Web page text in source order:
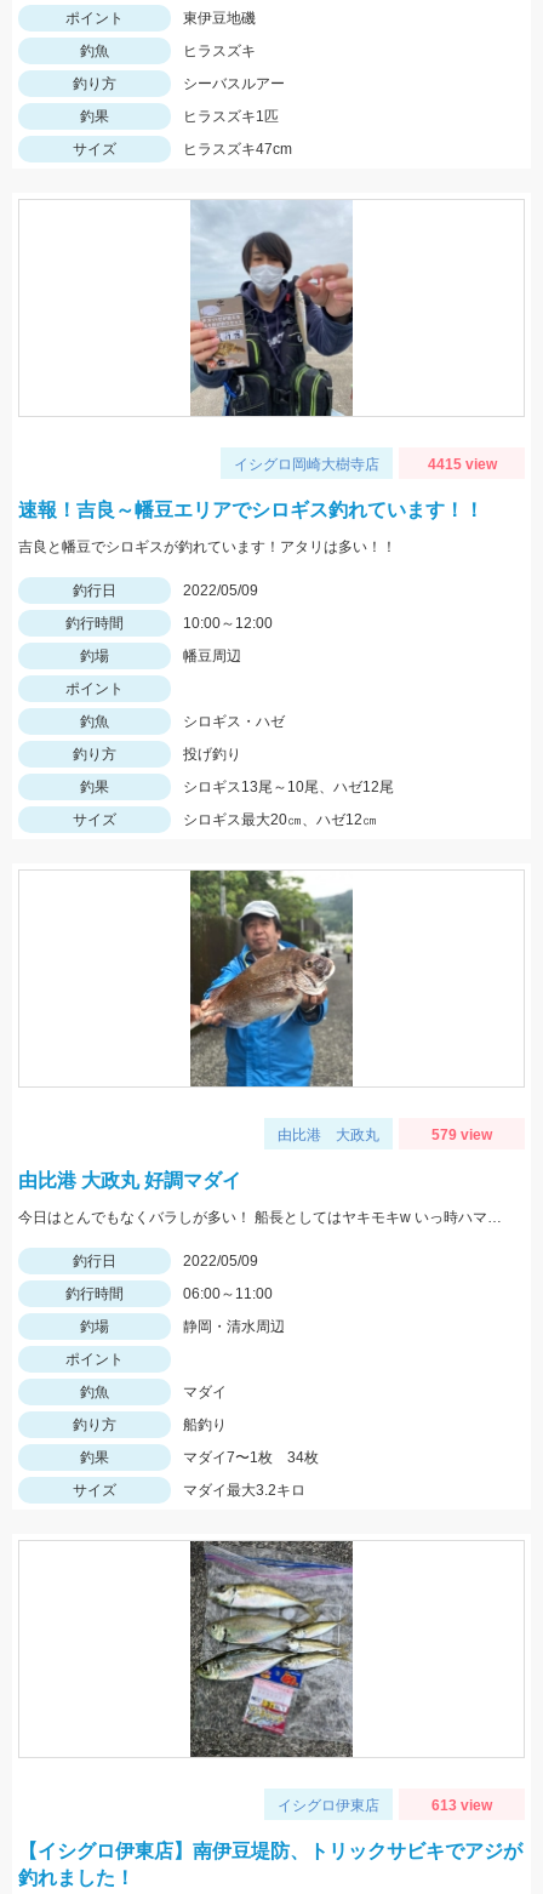
ポイント
東伊豆地磯
釣魚
ヒラスズキ
釣り方
シーバスルアー
釣果
ヒラスズキ1匹
サイズ
ヒラスズキ47cm
イシグロ岡崎大樹寺店 4415 view
速報！吉良～幡豆エリアでシロギス釣れています！！
吉良と幡豆でシロギスが釣れています！アタリは多い！！
釣行日
2022/05/09
釣行時間
10:00～12:00
釣場
幡豆周辺
ポイント
釣魚
シロギス・ハゼ
釣り方
投げ釣り
釣果
シロギス13尾～10尾、ハゼ12尾
サイズ
シロギス最大20㎝、ハゼ12㎝
由比港 大政丸 579 view
由比港 大政丸 好調マダイ
今日はとんでもなくバラしが多い！ 船長としてはヤキモキw いっ時ハマった流しでバタバタタイム バラし20回以上！
釣行日
2022/05/09
釣行時間
06:00～11:00
釣場
静岡・清水周辺
ポイント
釣魚
マダイ
釣り方
船釣り
釣果
マダイ7〜1枚 34枚
サイズ
マダイ最大3.2キロ
イシグロ伊東店 613 view
【イシグロ伊東店】南伊豆堤防、トリックサビキでアジが
釣れました！